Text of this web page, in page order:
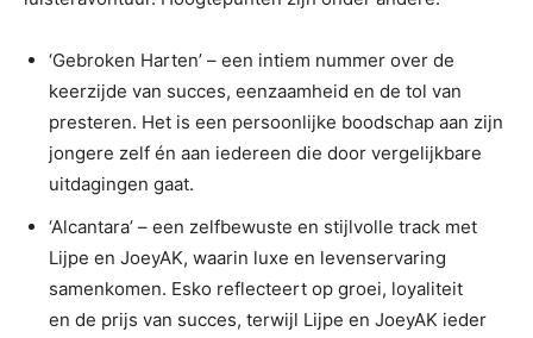
‘Gebroken Harten’ – een intiem nummer over de
keerzijde van succes, eenzaamheid en de tol van
presteren. Het is een persoonlijke boodschap aan zijn
jongere zelf én aan iedereen die door vergelijkbare
uitdagingen gaat.
‘Alcantara’ – een zelfbewuste en stijlvolle track met
Lijpe en JoeyAK, waarin luxe en levenservaring
samenkomen. Esko reflecteert op groei, loyaliteit
en de prijs van succes, terwijl Lijpe en JoeyAK ieder